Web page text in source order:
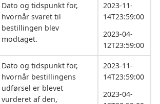
Dato og tidspunkt for,
hvornår svaret til
bestillingen blev
modtaget.
2023-11-
14T23:59:00
2023-04-
12T23:59:00
Dato og tidspunkt for,
hvornår bestillingens
udførsel er blevet
vurderet af den,
2023-11-
14T23:59:00
2023-04-